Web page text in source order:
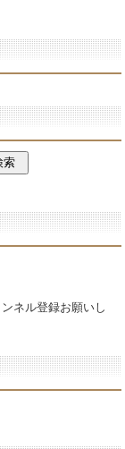
ネル登録お願いし